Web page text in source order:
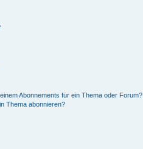
Abonnements für ein Thema oder Forum?
Thema abonnieren?